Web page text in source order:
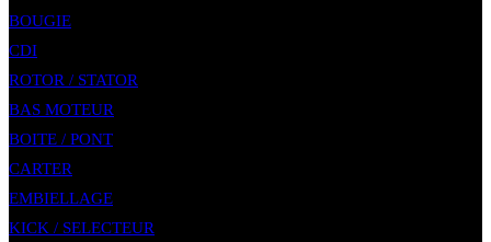
BOUGIE
CDI
ROTOR / STATOR
BAS MOTEUR
BOITE / PONT
CARTER
EMBIELLAGE
KICK / SELECTEUR